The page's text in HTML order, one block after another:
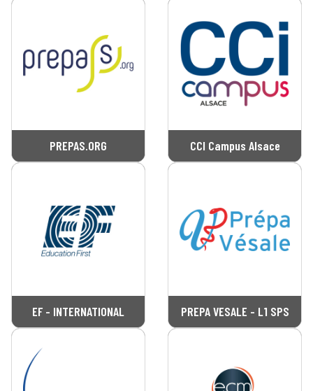
PREPAS.ORG CCI Campus Alsace
EF - INTERNATIONAL PREPA VESALE - L1 SPS